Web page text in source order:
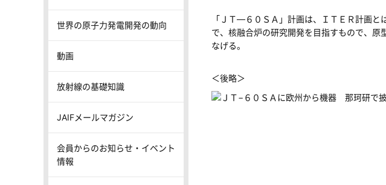
「ＪＴ―６０ＳＡ」計画は、ＩＴＥＲ計画
で、核融合炉の研究開発を目指すもので、
なげる。
＜後略＞
世界の原子力発電開発の動向
動画
放射線の基礎知識
JAIFメールマガジン
会員からのお知らせ・イベント
情報